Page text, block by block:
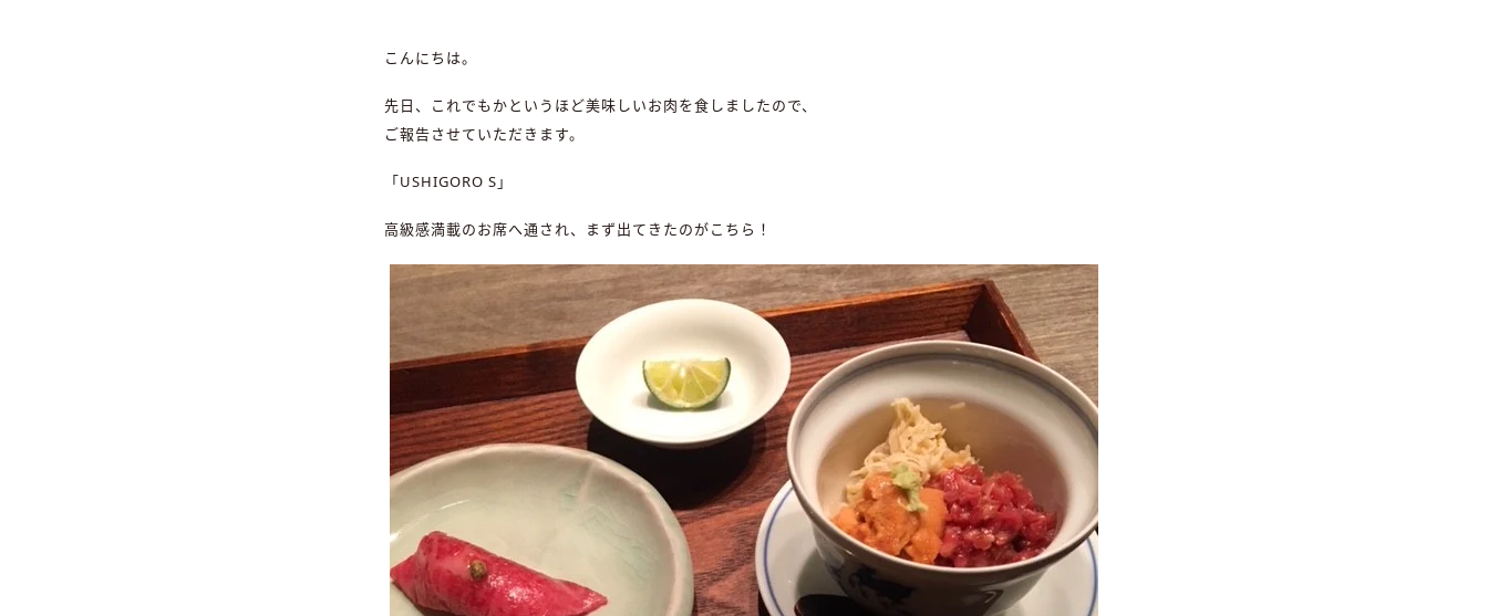
こんにちは。
先日、これでもかというほど美味しいお肉を食しましたので、
ご報告させていただきます。
「USHIGORO S」
高級感満載のお席へ通され、まず出てきたのがこちら！